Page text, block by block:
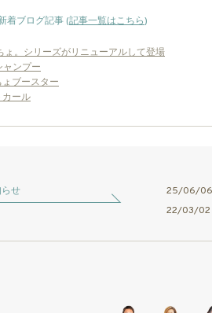
着ブログ記事 (記事一覧はこちら)
ょ。シリーズがリニューアルして登場
ャンプー
ブースター
カール
せ
25/06/
22/03/